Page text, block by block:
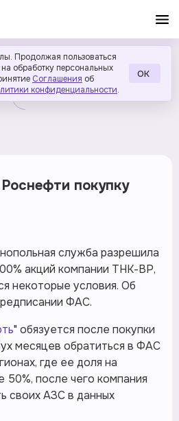
Продолжая пользоваться
на обработку персональных
Соглашения об
конфиденциальности.
ОК
покупку
служба разрешила
акций компании ТНК-ВР,
некоторые условия. Об
ФАС.
" обязуется после покупки
месяцев обратиться в ФАС
где ее доля на
после чего компания
своих АЗС в данных